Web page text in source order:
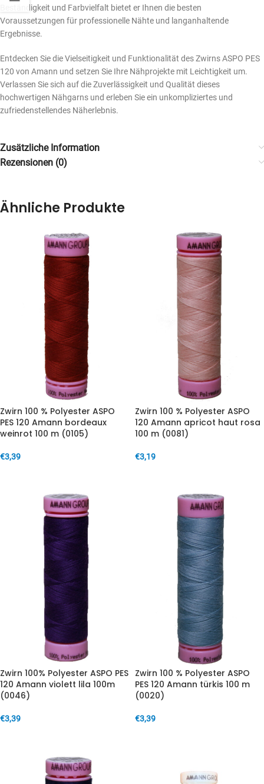
Beständigkeit und Farbvielfalt bietet er Ihnen die besten
Voraussetzungen für professionelle Nähte und langanhaltende
Ergebnisse.
Entdecken Sie die Vielseitigkeit und Funktionalität des Zwirns ASPO PES
120 von Amann und setzen Sie Ihre Nähprojekte mit Leichtigkeit um.
Verlassen Sie sich auf die Zuverlässigkeit und Qualität dieses
hochwertigen Nähgarns und erleben Sie ein unkompliziertes und
zufriedenstellendes Näherlebnis.
Zusätzliche Information
Rezensionen (0)
Ähnliche Produkte
Zwirn 100 % Polyester ASPO
PES 120 Amann bordeaux
weinrot 100 m (0105)
€3,39
Zwirn 100 % Polyester ASPO
120 Amann apricot haut rosa
100 m (0081)
€3,19
Zwirn 100% Polyester ASPO PES
120 Amann violett lila 100m
(0046)
€3,39
Zwirn 100 % Polyester ASPO
PES 120 Amann türkis 100 m
(0020)
€3,39